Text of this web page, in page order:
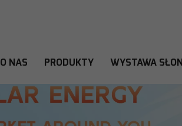
O NAS PRODUKTY WYSTAWA